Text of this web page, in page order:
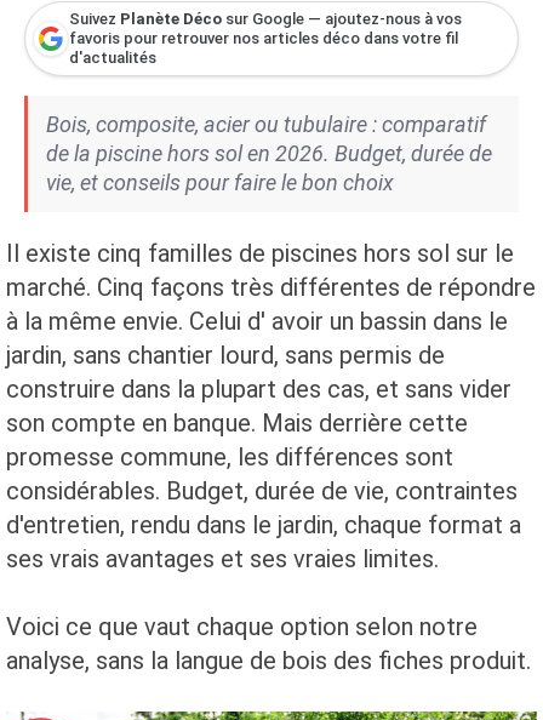
Suivez Planète Déco sur Google — ajoutez-nous à vos
favoris pour retrouver nos articles déco dans votre fil
d'actualités
Bois, composite, acier ou tubulaire : comparatif
de la piscine hors sol en 2026. Budget, durée de
vie, et conseils pour faire le bon choix
Il existe cinq familles de piscines hors sol sur le
marché. Cinq façons très différentes de répondre
à la même envie. Celui d' avoir un bassin dans le
jardin, sans chantier lourd, sans permis de
construire dans la plupart des cas, et sans vider
son compte en banque. Mais derrière cette
promesse commune, les différences sont
considérables. Budget, durée de vie, contraintes
d'entretien, rendu dans le jardin, chaque format a
ses vrais avantages et ses vraies limites.
Voici ce que vaut chaque option selon notre
analyse, sans la langue de bois des fiches produit.